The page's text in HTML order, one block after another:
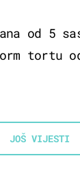
od 5
tortu
JOŠ VIJESTI